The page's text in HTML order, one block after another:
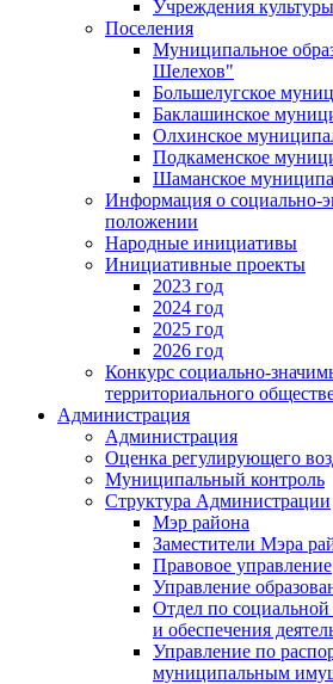
Учреждения
Поселения
Муниципальное
Шелехов"
Большелугское
Баклашинское
Олхинское
Подкаменское
Шаманское
Информация о социально-
положении
Народные инициативы
Инициативные проекты
2023 год
2024 год
2025 год
2026 год
Конкурс социально-
территориального
Администрация
Администрация
Оценка регулирующего
Муниципальный контроль
Структура Администрации
Мэр района
Заместители Мэра
Правовое управление
Управление
Отдел по
и обеспечения
Управление по
муниципальным